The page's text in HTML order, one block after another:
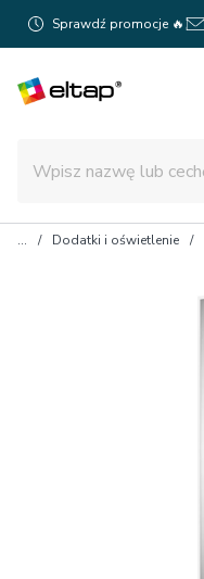
Sprawdź promocje 🔥
Dodatki i oświetlenie